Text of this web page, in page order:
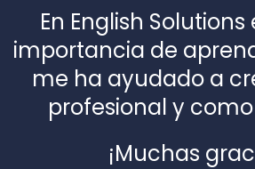
En English
importancia de
me ha ayudado a
profesional y
¡Muchas